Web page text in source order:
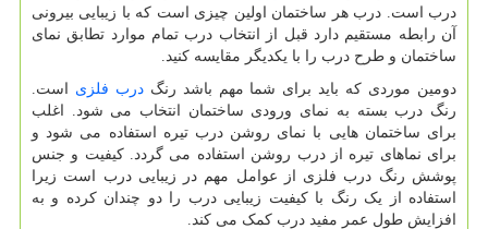
درب است. درب هر ساختمان اولین چیزی است که با زیبایی بیرونی
آن رابطه مستقیم دارد قبل از انتخاب درب تمام موارد تطابق نمای
ساختمان و طرح درب را با یکدیگر مقایسه کنید.
دومین موردی که باید برای شما مهم باشد رنگ درب فلزی
است.
رنگ درب بسته به نمای ورودی ساختمان انتخاب می شود. اغلب
برای ساختمان هایی با نمای روشن درب تیره استفاده می شود و
برای نماهای تیره از درب روشن استفاده می گردد. کیفیت و جنس
پوشش رنگ درب فلزی از عوامل مهم در زیبایی درب است زیرا
استفاده از یک رنگ با کیفیت زیبایی درب را دو چندان کرده و به
افزایش طول عمر مفید درب کمک می کند.